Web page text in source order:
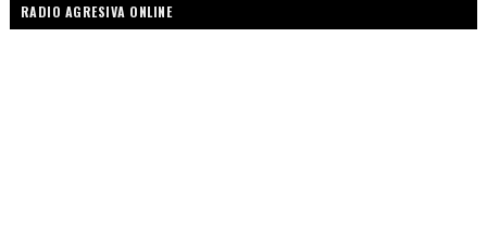
RADIO AGRESIVA ONLINE